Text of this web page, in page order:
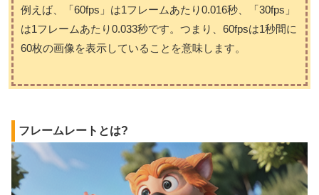
例えば、「60fps」は1フレームあたり0.016秒、「30fps」
は1フレームあたり0.033秒です。つまり、60fpsは1秒間に
60枚の画像を表示していることを意味します。
フレームレートとは?